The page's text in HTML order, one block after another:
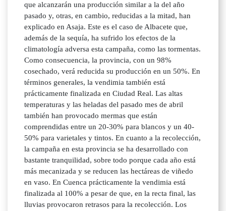
que alcanzarán una producción similar a la del año
pasado y, otras, en cambio, reducidas a la mitad, han
explicado en Asaja. Este es el caso de Albacete que,
además de la sequía, ha sufrido los efectos de la
climatología adversa esta campaña, como las tormentas.
Como consecuencia, la provincia, con un 98%
cosechado, verá reducida su producción en un 50%. En
términos generales, la vendimia también está
prácticamente finalizada en Ciudad Real. Las altas
temperaturas y las heladas del pasado mes de abril
también han provocado mermas que están
comprendidas entre un 20-30% para blancos y un 40-
50% para varietales y tintos. En cuanto a la recolección,
la campaña en esta provincia se ha desarrollado con
bastante tranquilidad, sobre todo porque cada año está
más mecanizada y se reducen las hectáreas de viñedo
en vaso. En Cuenca prácticamente la vendimia está
finalizada al 100% a pesar de que, en la recta final, las
lluvias provocaron retrasos para la recolección. Los